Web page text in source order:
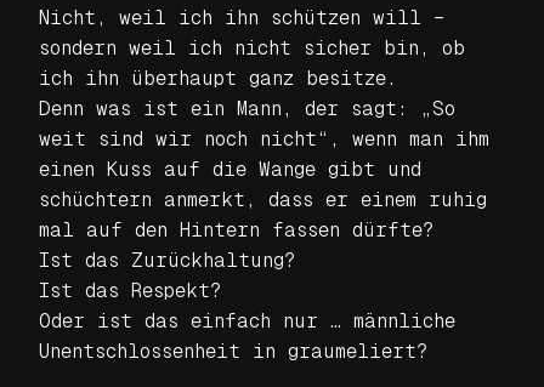
Nicht, weil ich ihn schützen will –
sondern weil ich nicht sicher bin, ob
ich ihn überhaupt ganz besitze.
Denn was ist ein Mann, der sagt: „So
weit sind wir noch nicht“, wenn man ihm
einen Kuss auf die Wange gibt und
schüchtern anmerkt, dass er einem ruhig
mal auf den Hintern fassen dürfte?
Ist das Zurückhaltung?
Ist das Respekt?
Oder ist das einfach nur … männliche
Unentschlossenheit in graumeliert?